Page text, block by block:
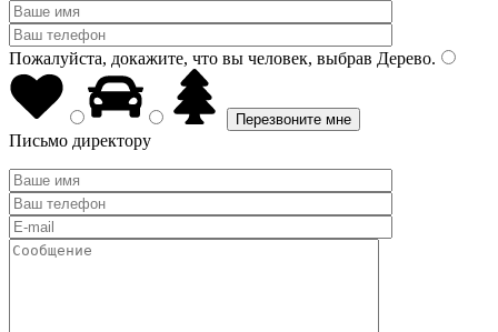
Пожалуйста, докажите, что вы человек, выбрав Дерево.
Письмо директору